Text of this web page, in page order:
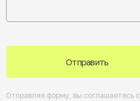
Отправить
Отправляя форму, вы соглашаетесь с